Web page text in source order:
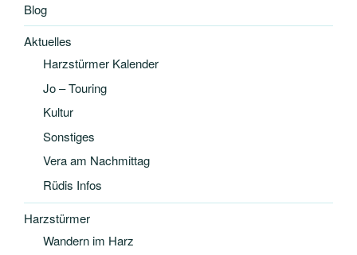
Blog
Aktuelles
Harzstürmer Kalender
Jo – Touring
Kultur
Sonstiges
Vera am Nachmittag
Rüdis Infos
Harzstürmer
Wandern im Harz